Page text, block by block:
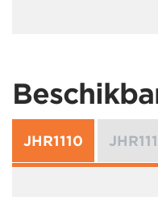
JHR1110